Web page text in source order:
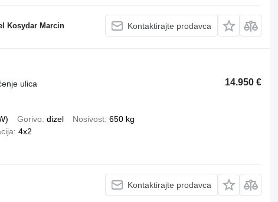
Kosydar Marcin Kontaktirajte prodavca
14.950 €
ulica
Gorivo dizel Nosivost 650 kg
4x2
Kontaktirajte prodavca